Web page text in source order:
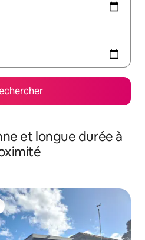
et longue durée à